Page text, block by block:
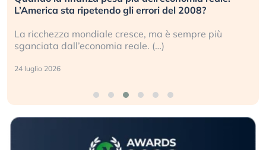
L’America sta ripetendo gli errori del 2008?
La ricchezza mondiale cresce, ma è sempre più
sganciata dall’economia reale. (…)
24 luglio 2026